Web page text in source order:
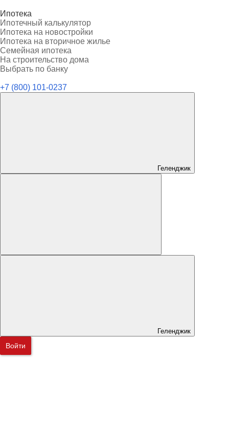
Ипотека
Ипотечный калькулятор
Ипотека на новостройки
Ипотека на вторичное жилье
Семейная ипотека
На строительство дома
Выбрать по банку
+7 (800) 101-0237
Геленджик
Геленджик
Войти